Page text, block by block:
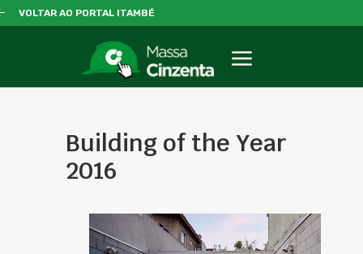
VOLTAR AO PORTAL ITAMBÉ
Building of the Year
2016